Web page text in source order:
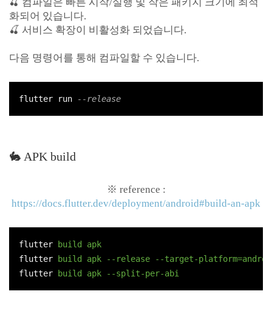
화되어 있습니다.
🍒 서비스 확장이 비활성화 되었습니다.
다음 명령어를 통해 컴파일할 수 있습니다.
flutter run --release
🐇 APK build
※ reference :
https://docs.flutter.dev/deployment/android#build-an-apk
flutter
build apk
flutter
build apk --release --target-
flutter
build apk --split-per-abi